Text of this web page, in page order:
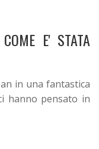
E' STATA
in una fantastica
hanno pensato in